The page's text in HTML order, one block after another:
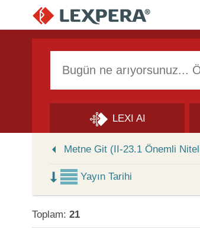
LEXI AI
Metne Git (II-23.1 Önemli
Yayın Tarihi
Toplam: 21